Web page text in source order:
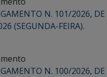
N. 101/2026, DE
(SEGUNDA-FEIRA).
N. 100/2026, DE